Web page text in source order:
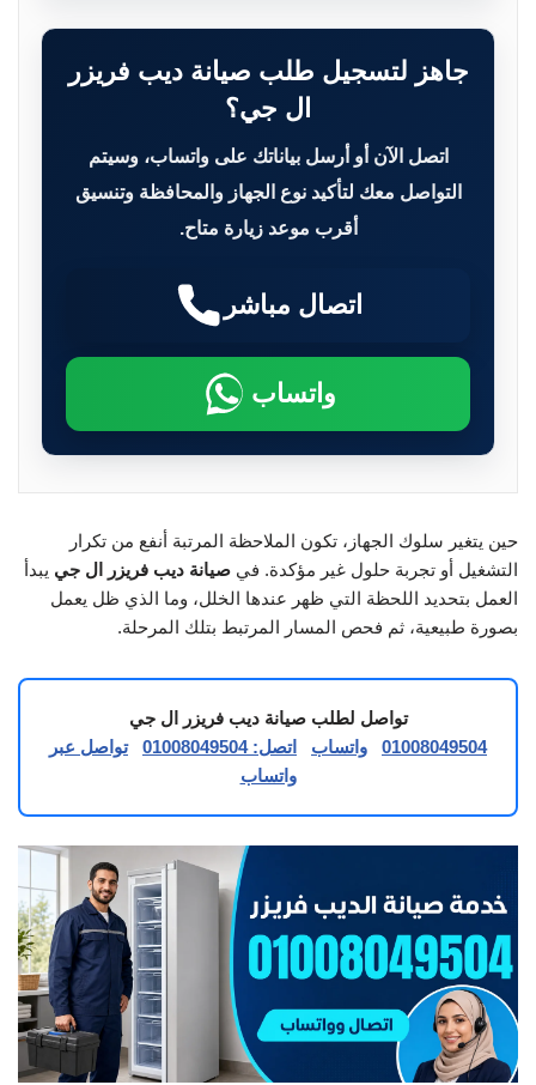
جاهز لتسجيل طلب صيانة ديب فريزر
ال جي؟
اتصل الآن أو أرسل بياناتك على واتساب، وسيتم
التواصل معك لتأكيد نوع الجهاز والمحافظة وتنسيق
أقرب موعد زيارة متاح.
اتصال مباشر
واتساب
حين يتغير سلوك الجهاز، تكون الملاحظة المرتبة أنفع من تكرار
التشغيل أو تجربة حلول غير مؤكدة. في صيانة ديب فريزر ال جي يبدأ
العمل بتحديد اللحظة التي ظهر عندها الخلل، وما الذي ظل يعمل
بصورة طبيعية، ثم فحص المسار المرتبط بتلك المرحلة.
تواصل لطلب صيانة ديب فريزر ال جي
01008049504
واتساب اتصل: 01008049504
تواصل عبر
واتساب